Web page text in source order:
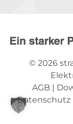
© 2026
AGB |
Datenschutz